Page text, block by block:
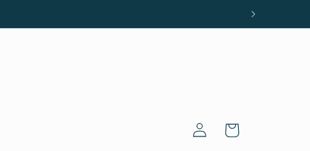
Plouzané et Plougonvelin
Connexion Panier